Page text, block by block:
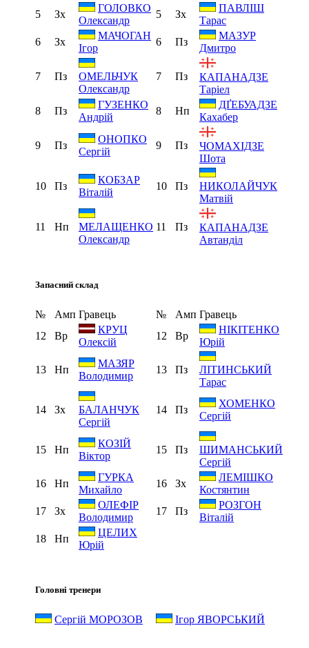
5
Зх
ГОЛОВКО
Олександр
5 Зх
ПАВЛІШ
Тарас
6
Зх
МАЧОГАН
Ігор
6 Пз
МАЗУР
Дмитро
7 Пз
ОМЕЛЬЧУК
Олександр
7 Пз
КАПАНАДЗЕ
Таріел
8
Пз
ГУЗЕНКО
Андрій
8 Нп
ДҐЕБУАДЗЕ
Кахабер
9 Пз
ОНОПКО
Сергій
9 Пз
ЧОМАХІДЗЕ
Шота
10 Пз
КОБЗАР
Віталій
10 Пз
НИКОЛАЙЧУК
Матвій
11 Нп
МЕЛАЩЕНКО
Олександр
11 Пз
КАПАНАДЗЕ
Автанділ
Запасний склад
№ Амп Гравець № Амп Гравець
12
Вр
КРУЦ
Олексій
12 Вр
НІКІТЕНКО
Юрій
13 Нп
МАЗЯР
Володимир
13 Пз
ЛІТИНСЬКИЙ
Тарас
14 Зх
БАЛАНЧУК
Сергій
14 Пз
ХОМЕНКО
Сергій
15 Нп
КОЗІЙ
Віктор
15 Пз
ШИМАНСЬКИЙ
Сергій
16
Нп
ГУРКА
Михайло
16 Зх
ЛЕМІШКО
Костянтин
17
Зх
ОЛЕФІР
Володимир
17 Пз
РОЗГОН
Віталій
18
Нп
ЦЕЛИХ
Юрій
Головні тренери
Сергій МОРОЗОВ Ігор ЯВОРСЬКИЙ